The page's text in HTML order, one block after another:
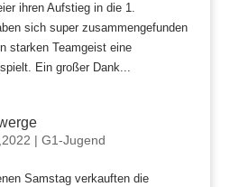
ihren Aufstieg in die 1.
sich super zusammengefunden
starken Teamgeist eine
Ein großer Dank...
| G1-Jugend
Samstag verkauften die